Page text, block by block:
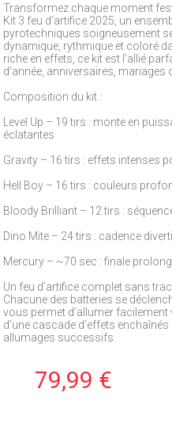
Transformez chaque moment
Kit 3 feu d’artifice 2025, un
pyrotechniques soigneusement
dynamique, rythmique et coloré
riche en effets, ce kit est l’allié
d’année, anniversaires,
Composition du kit :
Level Up – 19 tirs : monte en
éclatantes
Gravity – 16 tirs : effets intenses
Hell Boy – 16 tirs : couleurs
Bloody Brilliant – 12 tirs :
Dino Mite – 24 tirs : cadence
Mercury – ~70 sec : finale
Un feu d’artifice complet sans
Chacune des batteries se
vous permet d’allumer facilement
d’une cascade d’effets
allumages successifs.
79,99 €